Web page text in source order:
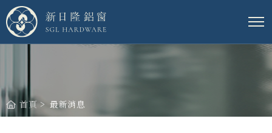
新日隆鋁窗股份有限公司
首頁 最新消息